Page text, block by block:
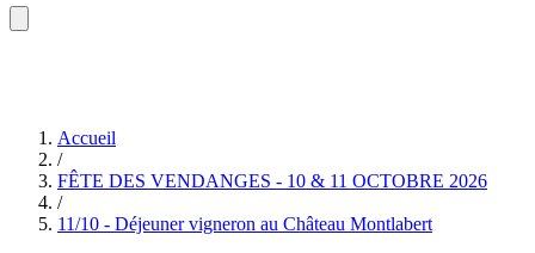
Accueil
/
FÊTE DES VENDANGES - 10 & 11 OCTOBRE 2026
/
11/10 - Déjeuner vigneron au Château Montlabert